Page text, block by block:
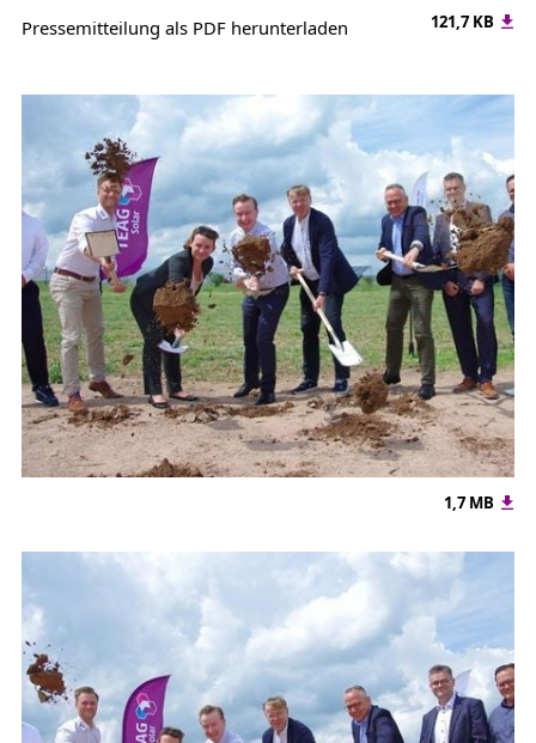
121,7 KB
Pressemitteilung als PDF herunterladen
1,7 MB